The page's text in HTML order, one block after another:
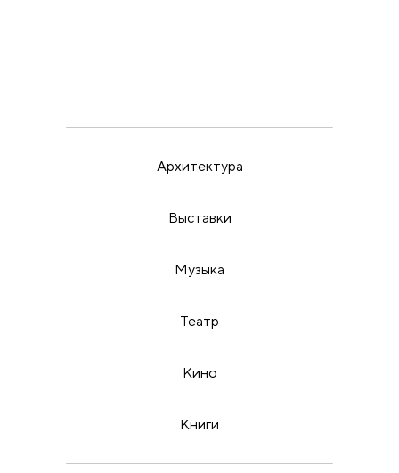
Архитектура
Выставки
Музыка
Театр
Кино
Книги